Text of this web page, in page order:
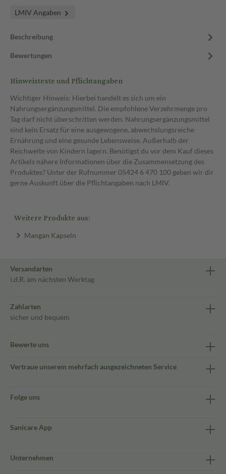
LMIV Angaben
Beschreibung
Bewertungen
Hinweistexte und Pflichtangaben
Wichtiger Hinweis: Hierbei handelt es sich um ein
Nahrungsergänzungsmittel. Die empfohlene Verzehrmenge pro
Tag darf nicht überschritten werden. Nahrungsergänzungsmittel
sind kein Ersatz für eine ausgewogene, abwechslungsreiche
Ernährung und eine gesunde Lebensweise. Außerhalb der
Reichweite von Kindern lagern. Benötigst du vor dem Kauf dieses
Artikels nähere Informationen über die Zusammensetzung des
Produktes? Unter der Rufnummer 05424 6 470 100 geben wir dir
gerne Auskunft über die Pflichtangaben nach LMIV.
Weitere Produkte aus:
Mangan Kapseln
Versandarten
i.d.R. am nächsten Werktag
Zahlarten
sicher und bequem
Bewerte uns
Vertraue unserem mehrfach ausgezeichneten Service
Folge uns
Sanicare App
Unternehmen